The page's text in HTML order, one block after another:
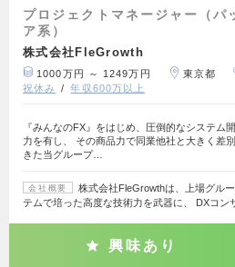
プロジェクトマネージャー（パ
ア系）
株式会社FleGrowth
1000万円 ～ 1249万円 東京都
祝休み
年収600万以上
『みんなのFX』をはじめ、圧倒的なシステム
力を有し、 その商品力で同業他社と大きく差
きた当グループ…
会社概要
株式会社FleGrowthは、上場グル
テムで培った高度な技術力を武器に、 DXコン
興味あり